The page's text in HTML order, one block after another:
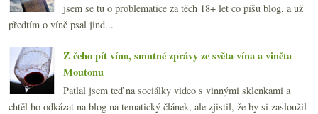
jsem se tu o problematice za těch 18+ let co píšu blog, a už
předtím o víně psal jind...
Z čeho pít víno, smutné zprávy ze světa vína a viněta
Moutonu
Patlal jsem teď na sociálky video s vinnými sklenkami a
chtěl ho odkázat na blog na tematický článek, ale zjistil, že by si zasloužil